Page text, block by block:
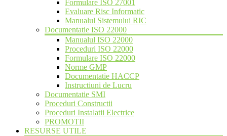
Formulare ISO 27001
Evaluare Risc Informatic
Manualul Sistemului RIC
Documentatie ISO 22000
Manualul ISO 22000
Proceduri ISO 22000
Formulare ISO 22000
Norme GMP
Documentatie HACCP
Instructiuni de Lucru
Documentatie SMI
Proceduri Constructii
Proceduri Instalatii Electrice
PROMOTII
RESURSE UTILE